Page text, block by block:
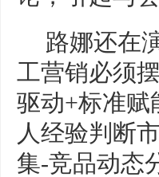
路娜还在
工营销必须
驱动+标准赋
人经验判断
集-竞品动态